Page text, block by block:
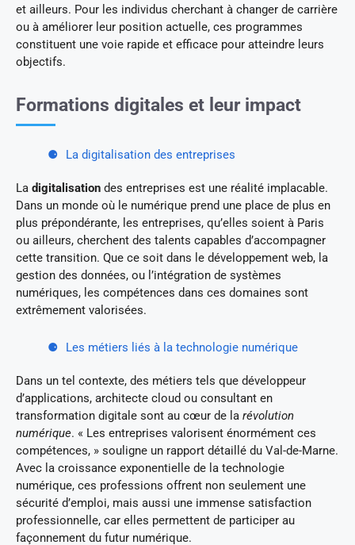
et ailleurs. Pour les individus cherchant à changer de carrière
ou à améliorer leur position actuelle, ces programmes
constituent une voie rapide et efficace pour atteindre leurs
objectifs.
Formations digitales et leur impact
La digitalisation des entreprises
La digitalisation des entreprises est une réalité implacable.
Dans un monde où le numérique prend une place de plus en
plus prépondérante, les entreprises, qu’elles soient à Paris
ou ailleurs, cherchent des talents capables d’accompagner
cette transition. Que ce soit dans le développement web, la
gestion des données, ou l’intégration de systèmes
numériques, les compétences dans ces domaines sont
extrêmement valorisées.
Les métiers liés à la technologie numérique
Dans un tel contexte, des métiers tels que développeur
d’applications, architecte cloud ou consultant en
transformation digitale sont au cœur de la révolution
numérique. « Les entreprises valorisent énormément ces
compétences, » souligne un rapport détaillé du Val-de-Marne.
Avec la croissance exponentielle de la technologie
numérique, ces professions offrent non seulement une
sécurité d’emploi, mais aussi une immense satisfaction
professionnelle, car elles permettent de participer au
façonnement du futur numérique.